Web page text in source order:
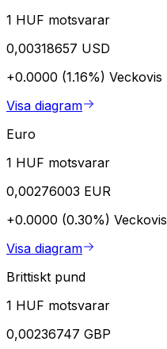
1 HUF motsvarar
0,00318657 USD
+0.0000 (1.16%) Veckovis
Visa diagram
Euro
1 HUF motsvarar
0,00276003 EUR
+0.0000 (0.30%) Veckovis
Visa diagram
Brittiskt pund
1 HUF motsvarar
0,00236747 GBP